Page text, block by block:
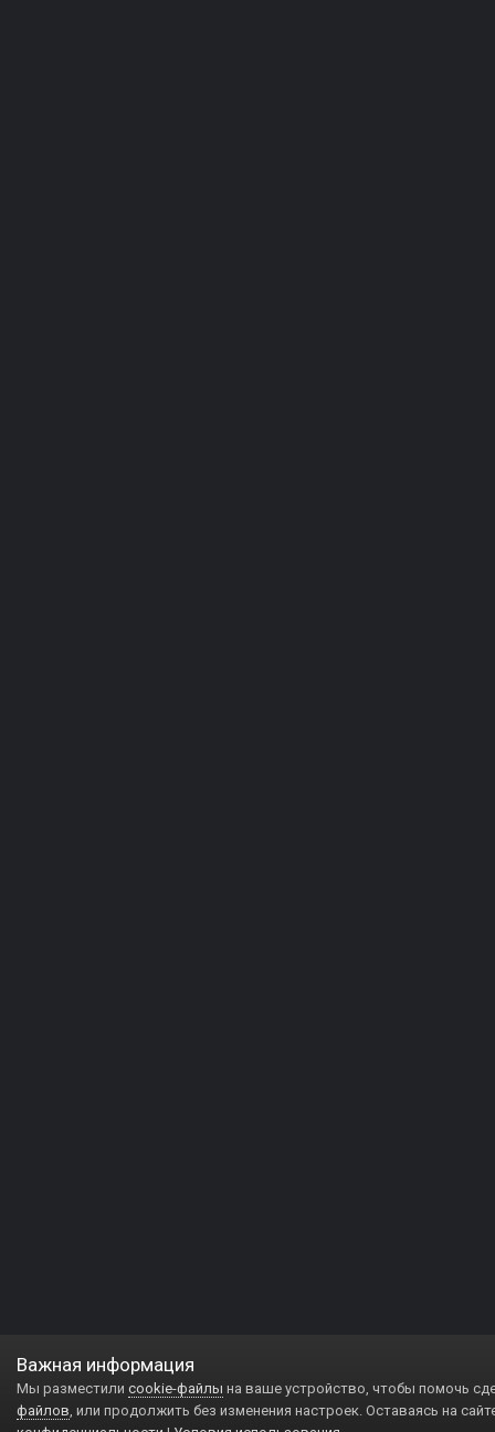
Важная информация
Мы разместили cookie-файлы на ваше устройство, чтобы помочь
файлов, или продолжить без изменения настроек. Оставаясь на